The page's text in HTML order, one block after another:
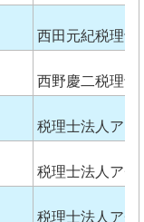
西田元紀税理士
西野慶二税理士
税理士法人アカ
税理士法人アチ
税理士法人アチ